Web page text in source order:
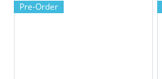
Pre-Order